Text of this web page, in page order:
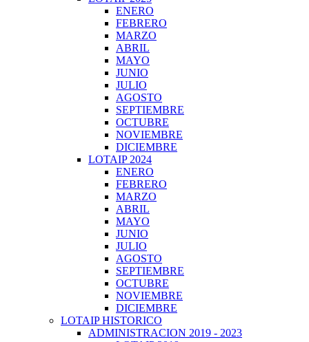
ENERO
FEBRERO
MARZO
ABRIL
MAYO
JUNIO
JULIO
AGOSTO
SEPTIEMBRE
OCTUBRE
NOVIEMBRE
DICIEMBRE
LOTAIP 2024
ENERO
FEBRERO
MARZO
ABRIL
MAYO
JUNIO
JULIO
AGOSTO
SEPTIEMBRE
OCTUBRE
NOVIEMBRE
DICIEMBRE
LOTAIP HISTORICO
ADMINISTRACION 2019 - 2023